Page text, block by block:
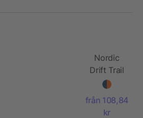
Nordic
Drift Trail
RCS
necessär
3L
från 108,84
kr